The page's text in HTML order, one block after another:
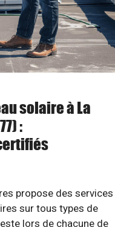
solaire à La
:
propose des services
sur tous types de
lors de chacune de